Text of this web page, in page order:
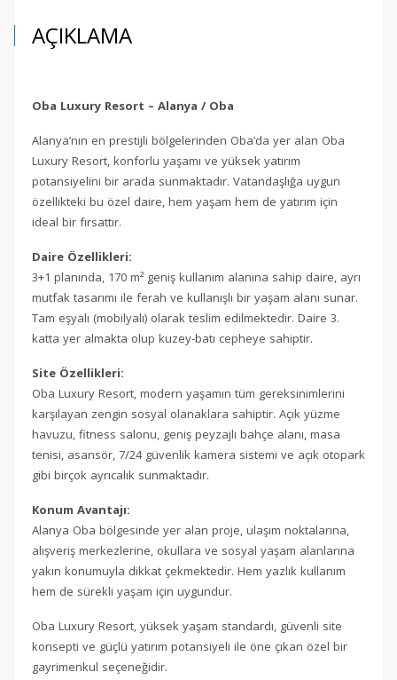
AÇIKLAMA
Oba Luxury Resort – Alanya / Oba
Alanya’nın en prestijli bölgelerinden Oba’da yer alan Oba
Luxury Resort, konforlu yaşamı ve yüksek yatırım
potansiyelini bir arada sunmaktadır. Vatandaşlığa uygun
özellikteki bu özel daire, hem yaşam hem de yatırım için
ideal bir fırsattır.
Daire Özellikleri:
3+1 planında, 170 m² geniş kullanım alanına sahip daire, ayrı
mutfak tasarımı ile ferah ve kullanışlı bir yaşam alanı sunar.
Tam eşyalı (mobilyalı) olarak teslim edilmektedir. Daire 3.
katta yer almakta olup kuzey-batı cepheye sahiptir.
Site Özellikleri:
Oba Luxury Resort, modern yaşamın tüm gereksinimlerini
karşılayan zengin sosyal olanaklara sahiptir. Açık yüzme
havuzu, fitness salonu, geniş peyzajlı bahçe alanı, masa
tenisi, asansör, 7/24 güvenlik kamera sistemi ve açık otopark
gibi birçok ayrıcalık sunmaktadır.
Konum Avantajı:
Alanya Oba bölgesinde yer alan proje, ulaşım noktalarına,
alışveriş merkezlerine, okullara ve sosyal yaşam alanlarına
yakın konumuyla dikkat çekmektedir. Hem yazlık kullanım
hem de sürekli yaşam için uygundur.
Oba Luxury Resort, yüksek yaşam standardı, güvenli site
konsepti ve güçlü yatırım potansiyeli ile öne çıkan özel bir
gayrimenkul seçeneğidir.